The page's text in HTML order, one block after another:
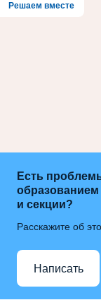
Решаем вместе
Есть
и секции?
Расскажите об
Написать